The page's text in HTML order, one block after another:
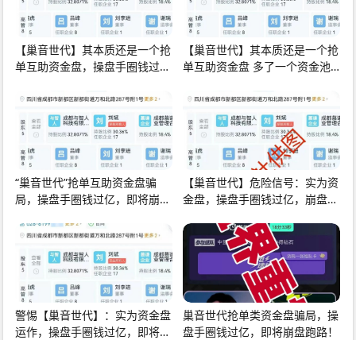
【巢音世代】其本质还是一个抢
单互助资金盘，操盘手圈钱过
【巢音世代】其本质还是一个抢
单互助资金盘 多了一个资金池
“巢音世代”抢单互助资金盘骗
局，操盘手圈钱过亿，即将崩盘
【巢音世代】危险信号：实为资
金盘，操盘手圈钱过亿，崩盘跑
警惕【巢音世代】：实为资金盘
运作，操盘手圈钱过亿，即将崩
巢音世代抢单类资金盘骗局，操
盘手圈钱过亿，即将崩盘跑路！